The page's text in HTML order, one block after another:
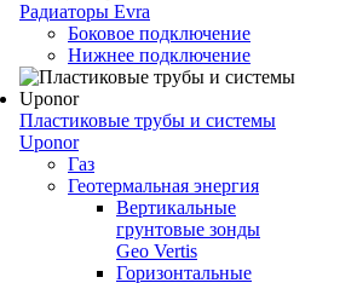
Радиаторы Evra
Боковое подключение
Нижнее подключение
Пластиковые трубы и системы
Uponor
Газ
Геотермальная энергия
Вертикальные
грунтовые зонды
Geo Vertis
Горизонтальные